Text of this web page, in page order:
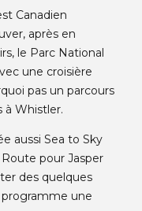
Canadien
après en
le Parc National
une croisière
pas un parcours
à Whistler.
aussi Sea to Sky
pour Jasper
des quelques
une